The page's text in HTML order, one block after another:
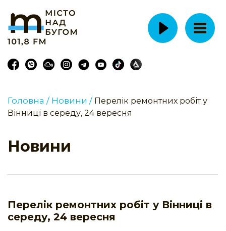
Головна / Новини / Перелік ремонтних робіт у
Вінниці в середу, 24 вересня
Новини
Перелік ремонтних робіт у Вінниці в
середу, 24 вересня